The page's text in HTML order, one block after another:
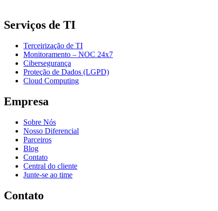
Serviços de TI
Terceirização de TI
Monitoramento – NOC 24x7
Cibersegurança
Proteção de Dados (LGPD)
Cloud Computing
Empresa
Sobre Nós
Nosso Diferencial
Parceiros
Blog
Contato
Central do cliente
Junte-se ao time
Contato